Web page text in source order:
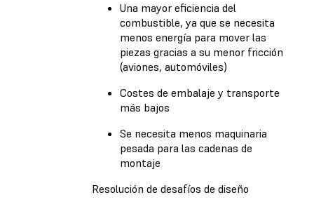
Una mayor eficiencia del
combustible, ya que se necesita
menos energía para mover las
piezas gracias a su menor fricción
(aviones, automóviles)
Costes de embalaje y transporte
más bajos
Se necesita menos maquinaria
pesada para las cadenas de
montaje
Resolución de desafíos de diseño